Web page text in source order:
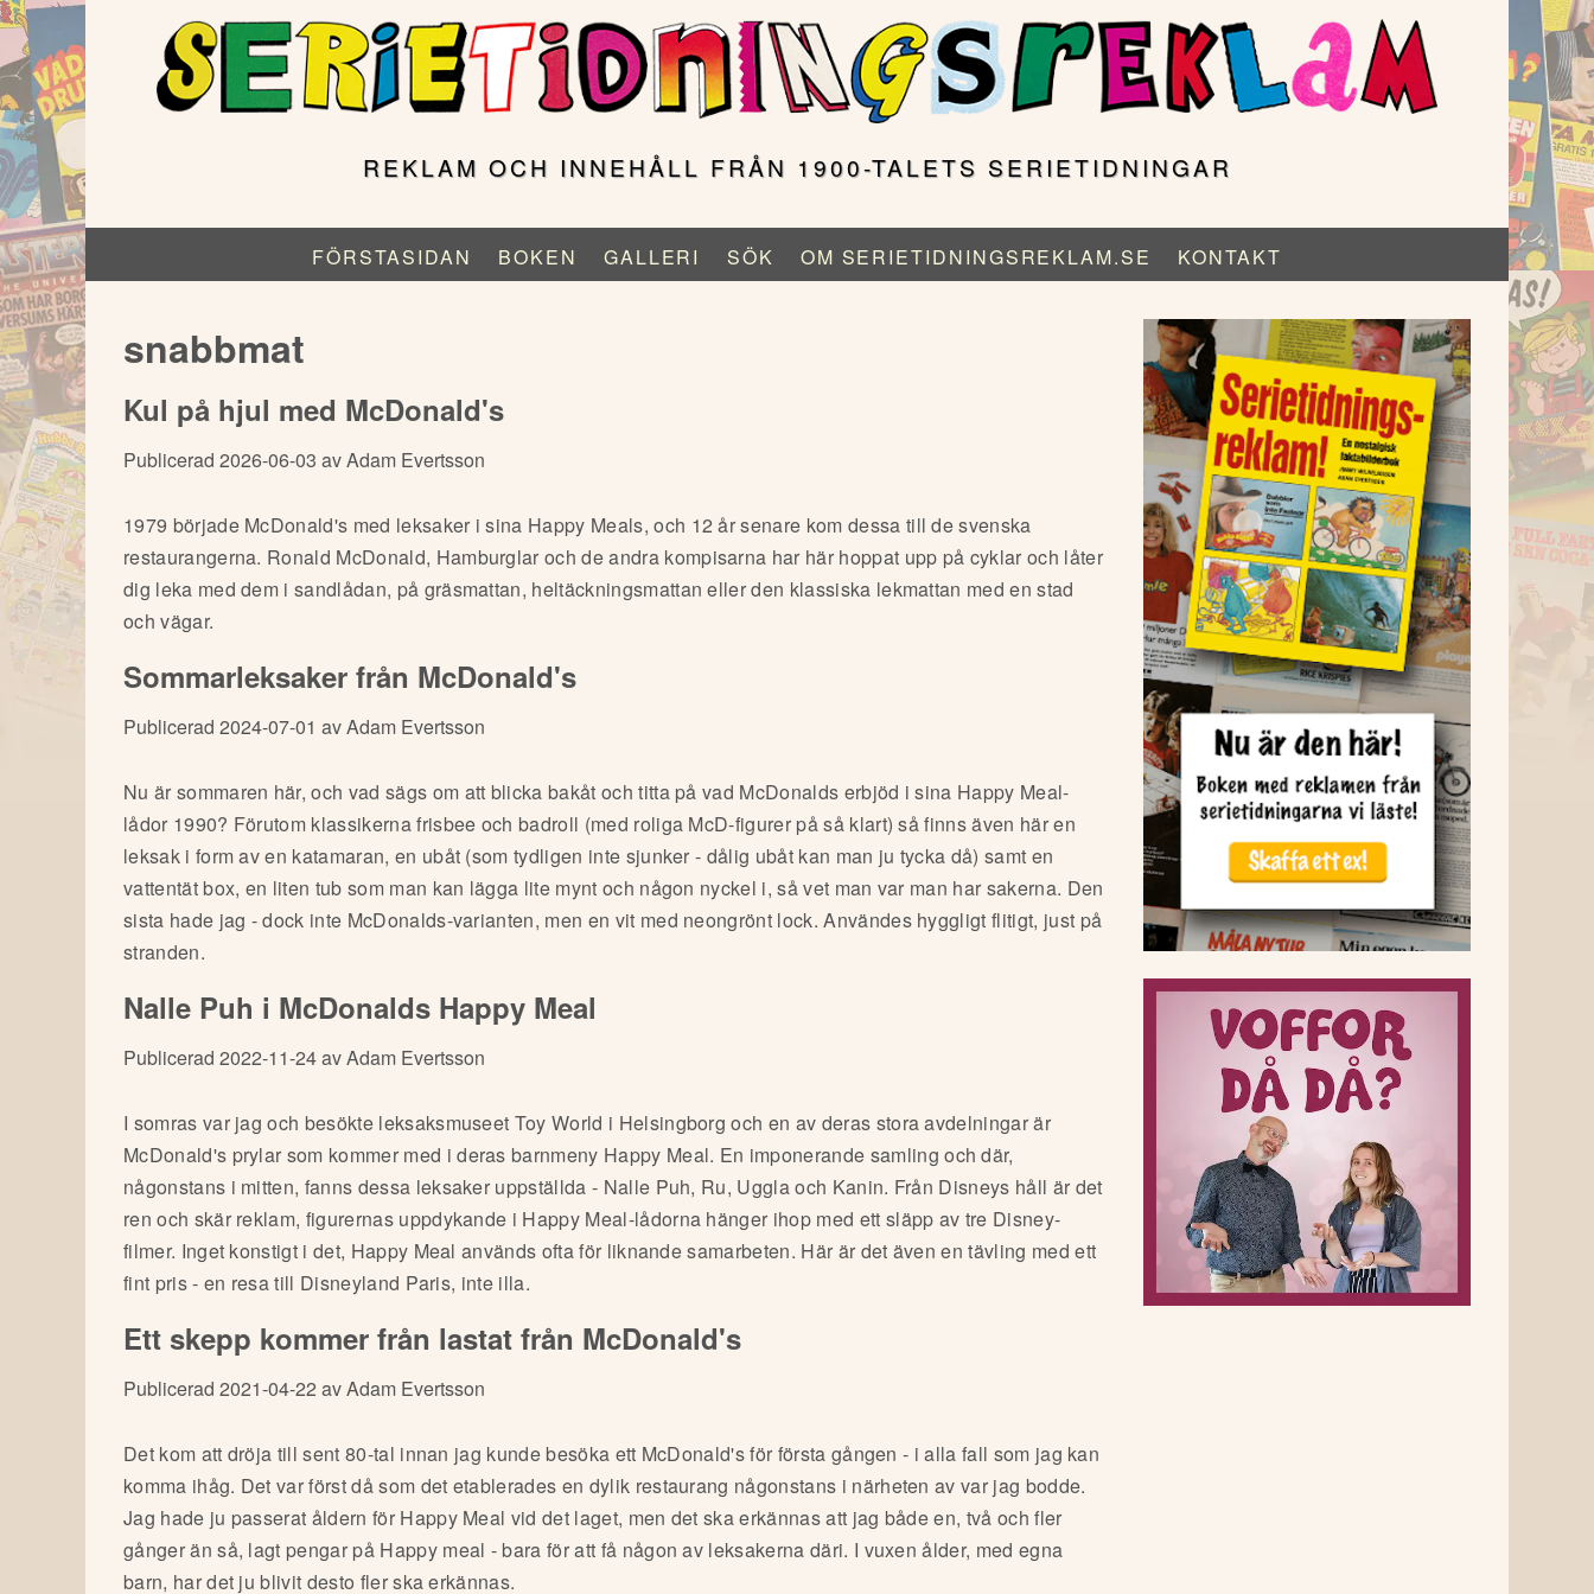
Hoppa
till
huvudinnehåll
REKLAM OCH INNEHÅLL FRÅN 1900-TALETS SERIETIDNINGAR
Serietidningsreklam.se)
FÖRSTASIDAN BOKEN GALLERI SÖK OM SERIETIDNINGSREKLAM.SE KONTAKT
snabbmat
Kul på hjul med McDonald's
Publicerad 2026-06-03 av Adam Evertsson
1979 började McDonald's med leksaker i sina Happy Meals, och 12 år senare kom dessa till de svenska
restaurangerna. Ronald McDonald, Hamburglar och de andra kompisarna har här hoppat upp på cyklar och låter
dig leka med dem i sandlådan, på gräsmattan, heltäckningsmattan eller den klassiska lekmattan med en stad
och vägar.
Sommarleksaker från McDonald's
Publicerad 2024-07-01 av Adam Evertsson
Nu är sommaren här, och vad sägs om att blicka bakåt och titta på vad McDonalds erbjöd i sina Happy Meal-
lådor 1990? Förutom klassikerna frisbee och badroll (med roliga McD-figurer på så klart) så finns även här en
leksak i form av en katamaran, en ubåt (som tydligen inte sjunker - dålig ubåt kan man ju tycka då) samt en
vattentät box, en liten tub som man kan lägga lite mynt och någon nyckel i, så vet man var man har sakerna. Den
sista hade jag - dock inte McDonalds-varianten, men en vit med neongrönt lock. Användes hyggligt flitigt, just på
stranden.
Nalle Puh i McDonalds Happy Meal
Publicerad 2022-11-24 av Adam Evertsson
I somras var jag och besökte leksaksmuseet Toy World i Helsingborg och en av deras stora avdelningar är
McDonald's prylar som kommer med i deras barnmeny Happy Meal. En imponerande samling och där,
någonstans i mitten, fanns dessa leksaker uppställda - Nalle Puh, Ru, Uggla och Kanin. Från Disneys håll är det
ren och skär reklam, figurernas uppdykande i Happy Meal-lådorna hänger ihop med ett släpp av tre Disney-
filmer. Inget konstigt i det, Happy Meal används ofta för liknande samarbeten. Här är det även en tävling med ett
fint pris - en resa till Disneyland Paris, inte illa.
Ett skepp kommer från lastat från McDonald's
Publicerad 2021-04-22 av Adam Evertsson
Det kom att dröja till sent 80-tal innan jag kunde besöka ett McDonald's för första gången - i alla fall som jag kan
komma ihåg. Det var först då som det etablerades en dylik restaurang någonstans i närheten av var jag bodde.
Jag hade ju passerat åldern för Happy Meal vid det laget, men det ska erkännas att jag både en, två och fler
gånger än så, lagt pengar på Happy meal - bara för att få någon av leksakerna däri. I vuxen ålder, med egna
barn, har det ju blivit desto fler ska erkännas.